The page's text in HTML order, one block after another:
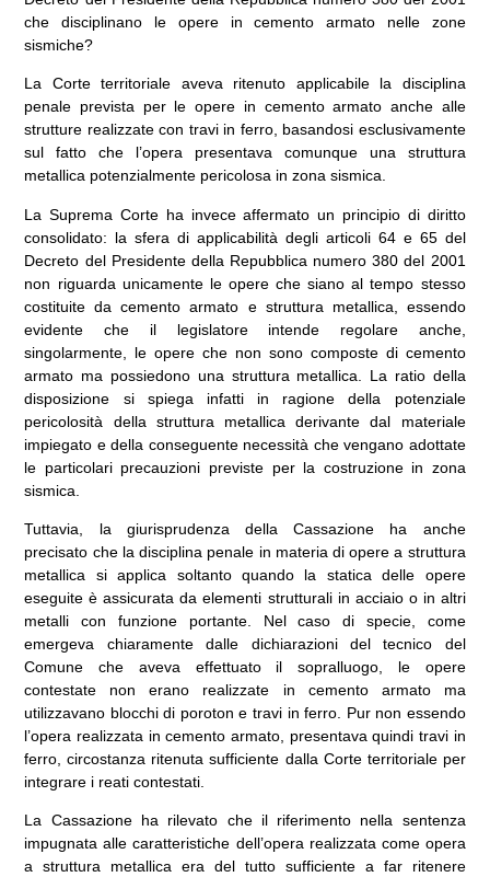
che disciplinano le opere in cemento armato nelle zone
sismiche?
La Corte territoriale aveva ritenuto applicabile la disciplina
penale prevista per le opere in cemento armato anche alle
strutture realizzate con travi in ferro, basandosi esclusivamente
sul fatto che l’opera presentava comunque una struttura
metallica potenzialmente pericolosa in zona sismica.
La Suprema Corte ha invece affermato un principio di diritto
consolidato: la sfera di applicabilità degli articoli 64 e 65 del
Decreto del Presidente della Repubblica numero 380 del 2001
non riguarda unicamente le opere che siano al tempo stesso
costituite da cemento armato e struttura metallica, essendo
evidente che il legislatore intende regolare anche,
singolarmente, le opere che non sono composte di cemento
armato ma possiedono una struttura metallica. La ratio della
disposizione si spiega infatti in ragione della potenziale
pericolosità della struttura metallica derivante dal materiale
impiegato e della conseguente necessità che vengano adottate
le particolari precauzioni previste per la costruzione in zona
sismica.
Tuttavia, la giurisprudenza della Cassazione ha anche
precisato che la disciplina penale in materia di opere a struttura
metallica si applica soltanto quando la statica delle opere
eseguite è assicurata da elementi strutturali in acciaio o in altri
metalli con funzione portante. Nel caso di specie, come
emergeva chiaramente dalle dichiarazioni del tecnico del
Comune che aveva effettuato il sopralluogo, le opere
contestate non erano realizzate in cemento armato ma
utilizzavano blocchi di poroton e travi in ferro. Pur non essendo
l’opera realizzata in cemento armato, presentava quindi travi in
ferro, circostanza ritenuta sufficiente dalla Corte territoriale per
integrare i reati contestati.
La Cassazione ha rilevato che il riferimento nella sentenza
impugnata alle caratteristiche dell’opera realizzata come opera
a struttura metallica era del tutto sufficiente a far ritenere